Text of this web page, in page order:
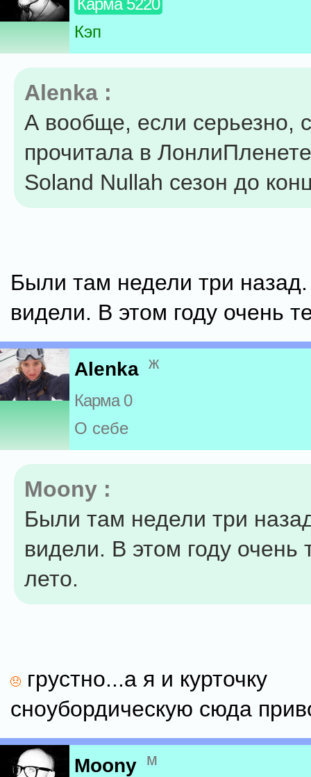
Карма 5220
Кэп
Alenka :
А вообще, если серьезно,
прочитала в
Soland Nullah сезон до
Были там недели три
видели. В этом году очень
Alenka ж
Карма 0
О себе
Moony :
Были там недели три
видели. В этом году очень
лето.
грустно...а я и курточку
сноубордическую сюда
Moony м